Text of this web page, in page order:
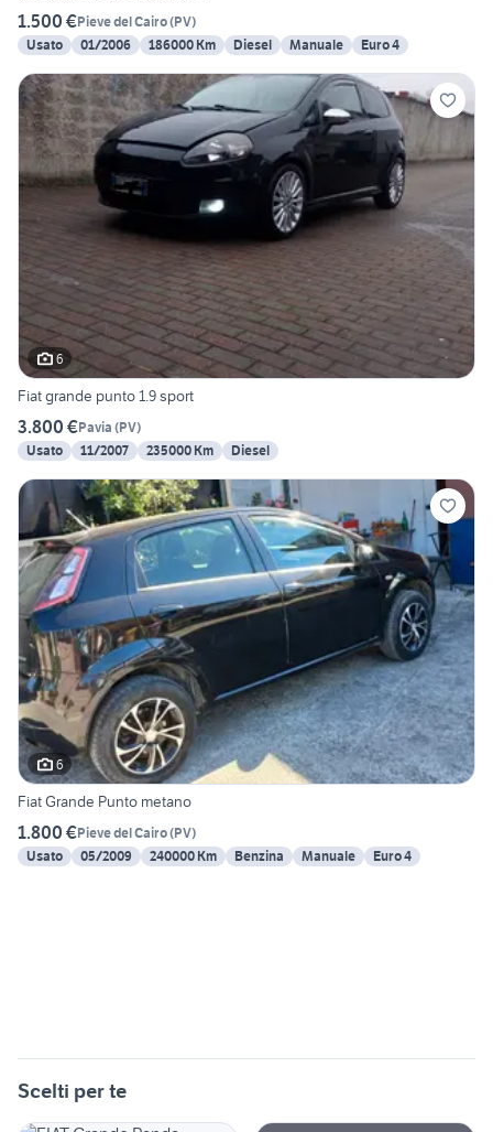
1.500 €Pieve del Cairo(PV)
Usato
01/2006 186000 Km Diesel Manuale Euro 4
6
Fiat grande punto 1.9 sport
3.800 €Pavia (PV)
Usato
11/2007 235000 Km Diesel
6
Fiat Grande Punto metano
1.800 €Pieve del Cairo(PV)
Usato
05/2009 240000 Km Benzina Manuale Euro 4
Scelti per te